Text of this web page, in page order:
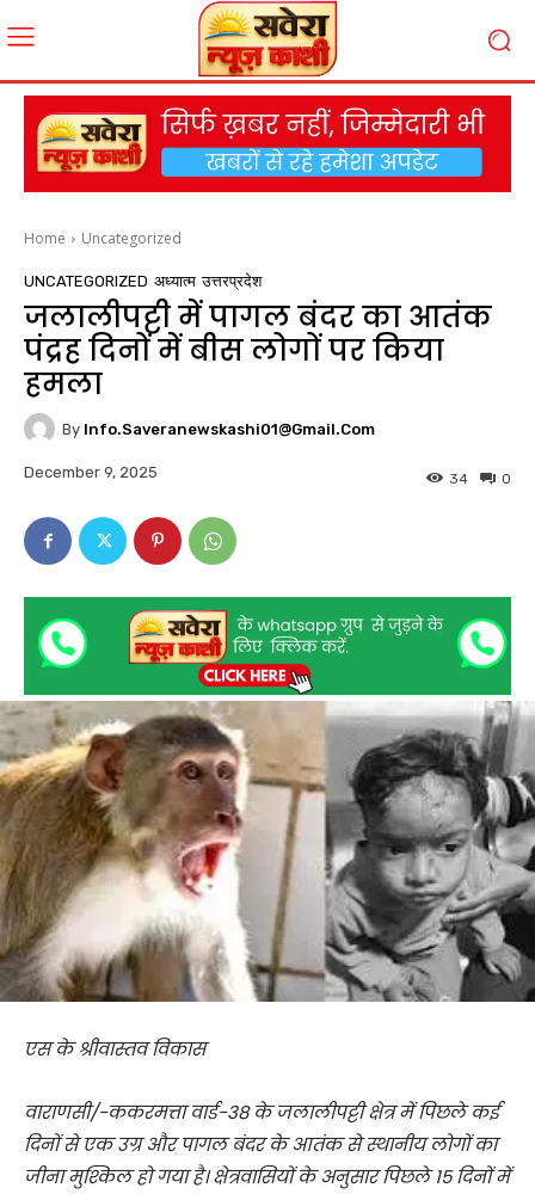
Home Uncategorized
UNCATEGORIZED अध्यात्म उत्तरप्रदेश
जलालीपट्टी में पागल बंदर का आतंक
पंद्रह दिनों में बीस लोगों पर किया
हमला
By Info.saveranewskashi01@gmail.com
December 9, 2025 0
34
एस के श्रीवास्तव विकास
वाराणसी/-ककरमत्ता वार्ड-38 के जलालीपट्टी क्षेत्र में पिछले कई
दिनों से एक उग्र और पागल बंदर के आतंक से स्थानीय लोगों का
जीना मुश्किल हो गया है। क्षेत्रवासियों के अनुसार पिछले 15 दिनों में